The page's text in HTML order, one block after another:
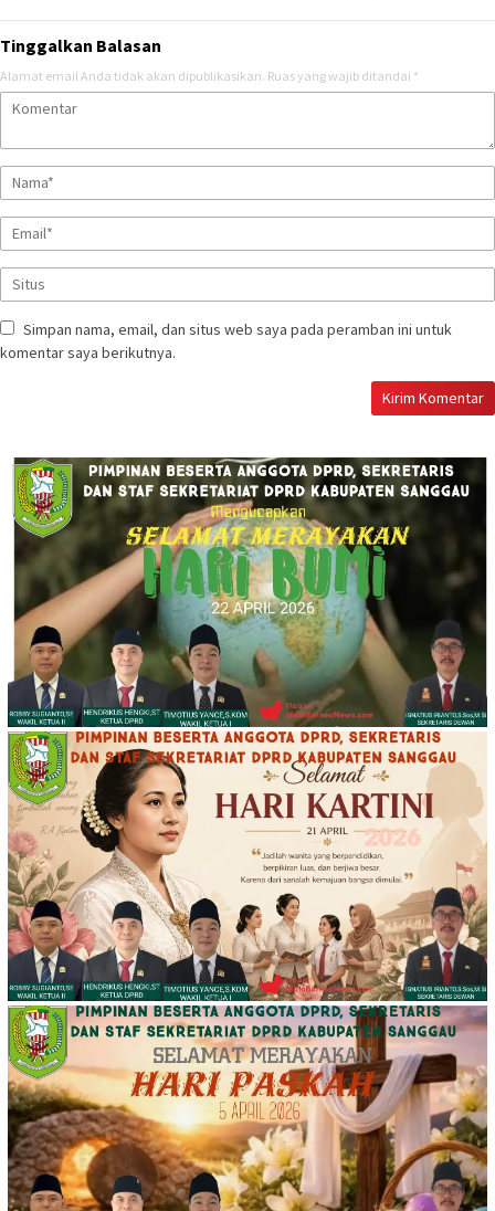
Tinggalkan Balasan
Alamat email Anda tidak akan dipublikasikan. Ruas yang wajib ditandai *
Simpan nama, email, dan situs web saya pada peramban ini untuk
komentar saya berikutnya.